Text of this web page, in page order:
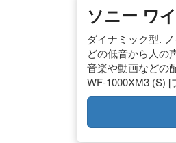
ソニー ワ
ダイナミック型.
どの低音から人の
音楽や動画などの
WF-1000XM3 (S)